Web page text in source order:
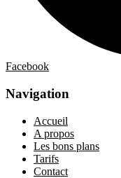
Facebook
Navigation
Accueil
A propos
Les bons plans
Tarifs
Contact